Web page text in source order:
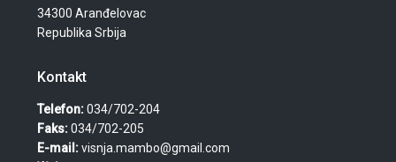
34300 Aranđelovac
Republika Srbija
Kontakt
Telefon:034/702-204
Faks:034/702-205
E-mail:visnja.mambo@gmail.com